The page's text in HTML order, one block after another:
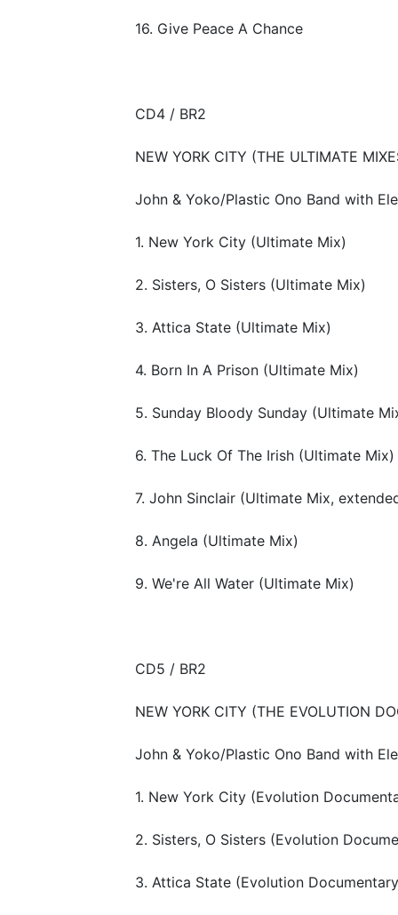
16. Give Peace A Chance
CD4 / BR2
NEW YORK CITY (THE ULTIMATE
John & Yoko/Plastic Ono Band with
1. New York City (Ultimate Mix)
2. Sisters, O Sisters (Ultimate Mix)
3. Attica State (Ultimate Mix)
4. Born In A Prison (Ultimate Mix)
5. Sunday Bloody Sunday (Ultimate
6. The Luck Of The Irish (Ultimate Mix)
7. John Sinclair (Ultimate Mix,
8. Angela (Ultimate Mix)
9. We're All Water (Ultimate Mix)
CD5 / BR2
NEW YORK CITY (THE EVOLUTION
John & Yoko/Plastic Ono Band with
1. New York City (Evolution
2. Sisters, O Sisters (Evolution
3. Attica State (Evolution